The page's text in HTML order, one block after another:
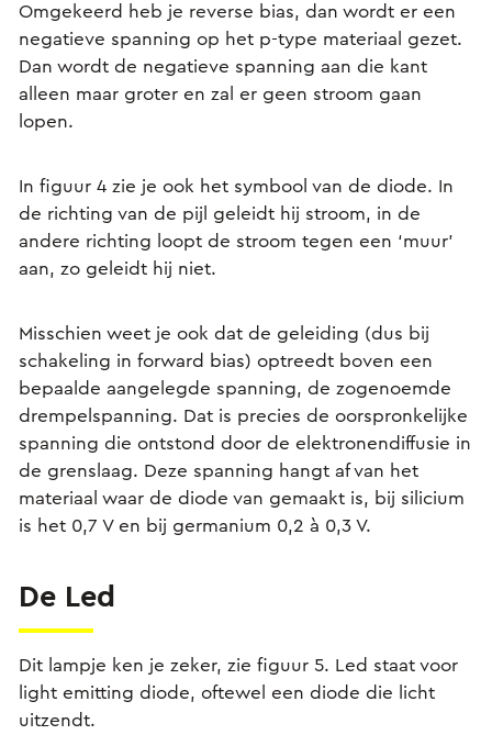
Omgekeerd heb je reverse bias, dan wordt er een
negatieve spanning op het p-type materiaal gezet.
Dan wordt de negatieve spanning aan die kant
alleen maar groter en zal er geen stroom gaan
lopen.
In figuur 4 zie je ook het symbool van de diode. In
de richting van de pijl geleidt hij stroom, in de
andere richting loopt de stroom tegen een ‘muur’
aan, zo geleidt hij niet.
Misschien weet je ook dat de geleiding (dus bij
schakeling in forward bias) optreedt boven een
bepaalde aangelegde spanning, de zogenoemde
drempelspanning. Dat is precies de oorspronkelijke
spanning die ontstond door de elektronendiffusie in
de grenslaag. Deze spanning hangt af van het
materiaal waar de diode van gemaakt is, bij silicium
is het 0,7 V en bij germanium 0,2 à 0,3 V.
De Led
Dit lampje ken je zeker, zie figuur 5. Led staat voor
light emitting diode, oftewel een diode die licht
uitzendt.